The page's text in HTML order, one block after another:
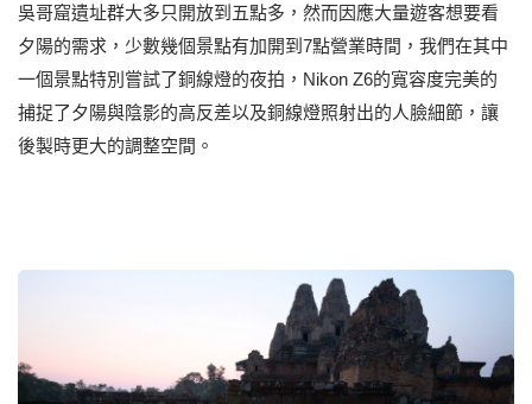
吳哥窟遺址群大多只開放到五點多，然而因應大量遊客想要看
夕陽的需求，少數幾個景點有加開到7點營業時間，我們在其中
一個景點特別嘗試了銅線燈的夜拍，Nikon Z6的寬容度完美的
捕捉了夕陽與陰影的高反差以及銅線燈照射出的人臉細節，讓
後製時更大的調整空間。